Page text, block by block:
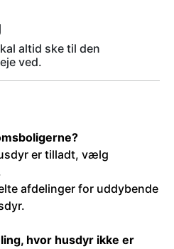
altid ske til den
ved.
er tilladt, vælg
afdelinger for uddybende
hvor husdyr ikke er